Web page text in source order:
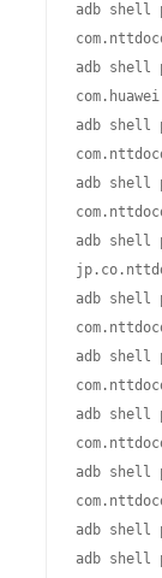
adb shell
adb shell
adb shell
adb shell
adb shell
adb shell
adb shell
adb shell
adb shell
adb shell
adb shell